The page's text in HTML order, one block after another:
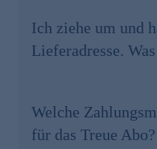
Sie erhalten dieses
Treue Abo in einem
sich bei Interesse bitte
Ich ziehe um und
Lieferadresse.
Welche
für das Treue Abo?